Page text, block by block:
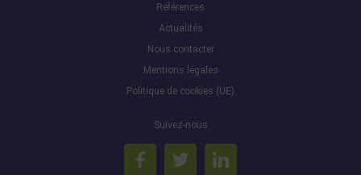
Références
Actualités
Nous contacter
Mentions légales
Politique de cookies (UE)
Suivez-nous